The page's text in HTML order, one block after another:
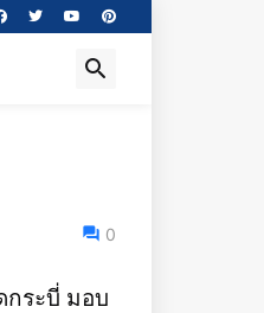
0
ระบี่ มอบ